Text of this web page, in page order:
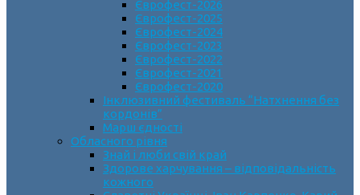
Єврофест-2026
Єврофест-2025
Єврофест-2024
Єврофест-2023
Єврофест-2022
Єврофест-2021
Єврофест-2020
Інклюзивний фестиваль “Натхнення без
кордонів”
Марш єдності
Обласного рівня
Знай і люби свій край
Здорове харчування – відповідальність
кожного